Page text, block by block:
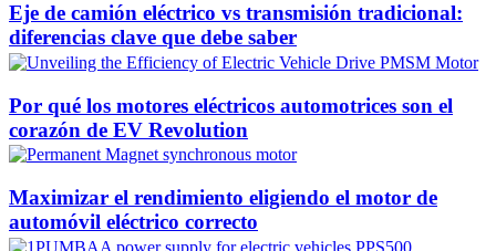
Eje de camión eléctrico vs transmisión tradicional:
diferencias clave que debe saber
Por qué los motores eléctricos automotrices son el
corazón de EV Revolution
Maximizar el rendimiento eligiendo el motor de
automóvil eléctrico correcto